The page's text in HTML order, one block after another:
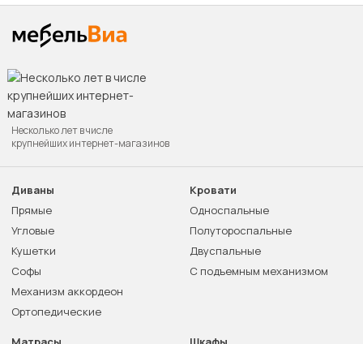
Несколько лет в числе
крупнейших интернет-магазинов
Диваны
Прямые
Угловые
Кушетки
Софы
Механизм аккордеон
Ортопедические
Кровати
Односпальные
Полутороспальные
Двуспальные
С подъемным механизмом